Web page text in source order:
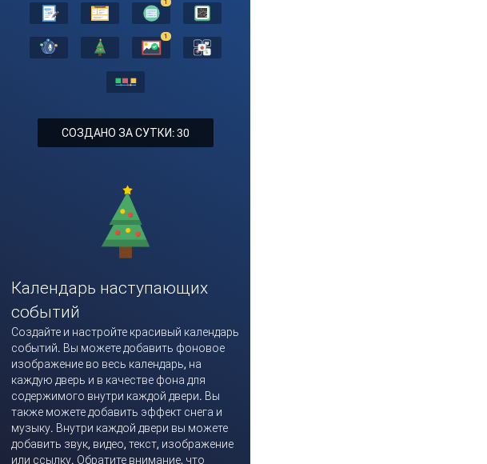
1
1
СОЗДАНО ЗА СУТКИ: 30
Календарь наступающих
событий
Создайте и настройте красивый календарь
событий. Вы можете добавить фоновое
изображение во весь календарь, на
каждую дверь и в качестве фона для
содержимого внутри каждой двери. Вы
также можете добавить эффект снега и
музыку. Внутри каждой двери вы можете
добавить звук, видео, текст, изображение
или ссылку. Обратите внимание, что